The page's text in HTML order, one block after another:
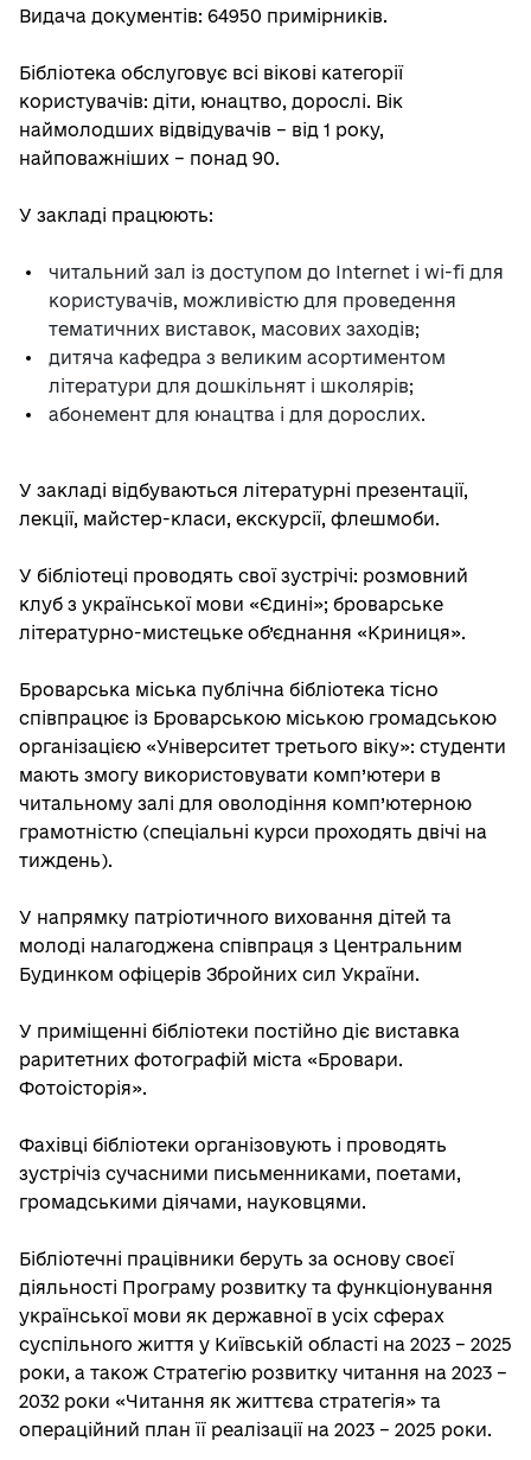
Видача документів: 64950 примірників.
Бібліотека обслуговує всі вікові категорії
користувачів: діти, юнацтво, дорослі. Вік
наймолодших відвідувачів – від 1 року,
найповажніших – понад 90.
У закладі працюють:
читальний зал із доступом до Internet і wi-fi для
користувачів, можливістю для проведення
тематичних виставок, масових заходів;
дитяча кафедра з великим асортиментом
літератури для дошкільнят і школярів;
абонемент для юнацтва і для дорослих.
У закладі відбуваються літературні презентації,
лекції, майстер-класи, екскурсії, флешмоби.
У бібліотеці проводять свої зустрічі: розмовний
клуб з української мови «Єдині»; броварське
літературно-мистецьке об’єднання «Криниця».
Броварська міська публічна бібліотека тісно
співпрацює із Броварською міською громадською
організацією «Університет третього віку»: студенти
мають змогу використовувати комп’ютери в
читальному залі для оволодіння комп’ютерною
грамотністю (спеціальні курси проходять двічі на
тиждень).
У напрямку патріотичного виховання дітей та
молоді налагоджена співпраця з Центральним
Будинком офіцерів Збройних сил України.
У приміщенні бібліотеки постійно діє виставка
раритетних фотографій міста «Бровари.
Фотоісторія».
Фахівці бібліотеки організовують і проводять
зустрічіз сучасними письменниками, поетами,
громадськими діячами, науковцями.
Бібліотечні працівники беруть за основу своєї
діяльності Програму розвитку та функціонування
української мови як державної в усіх сферах
суспільного життя у Київській області на 2023 – 2025
роки, а також Стратегію розвитку читання на 2023 –
2032 роки «Читання як життєва стратегія» та
операційний план її реалізації на 2023 – 2025 роки.